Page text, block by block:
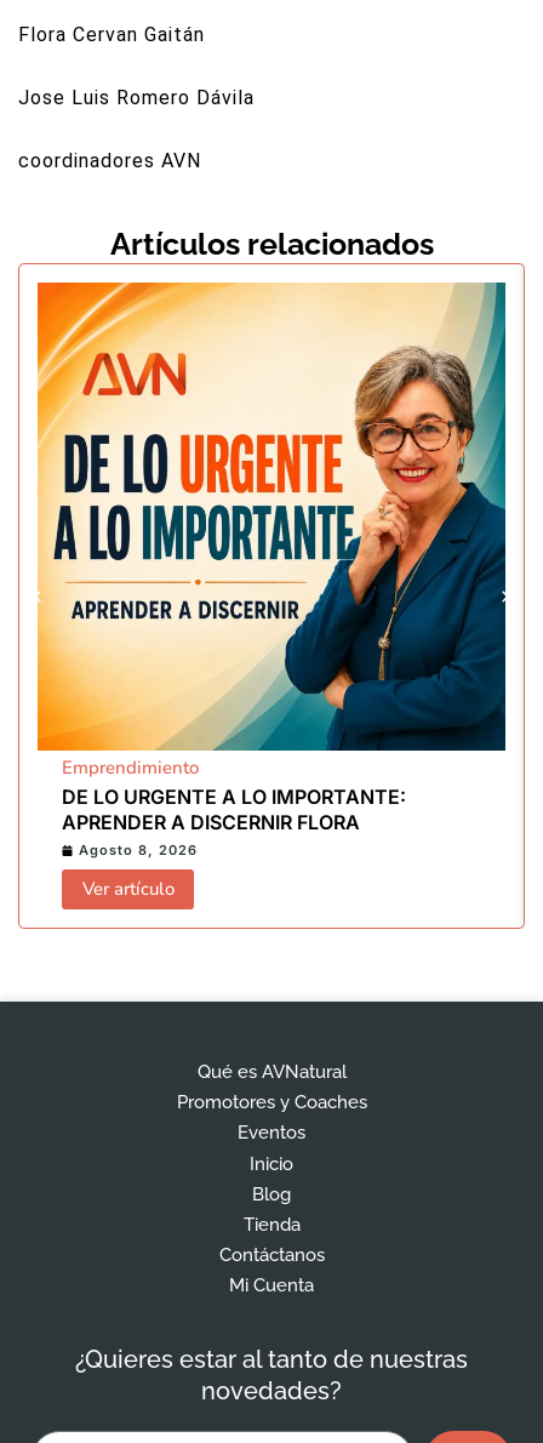
Flora Cervan Gaitán
Jose Luis Romero Dávila
coordinadores AVN
Artículos relacionados
Emprendimiento
DE LO URGENTE A LO IMPORTANTE:
APRENDER A DISCERNIR FLORA
Agosto 8, 2026
Ver artículo
Qué es AVNatural
Promotores y Coaches
Eventos
Inicio
Blog
Tienda
Contáctanos
Mi Cuenta
¿Quieres estar al tanto de nuestras
novedades?